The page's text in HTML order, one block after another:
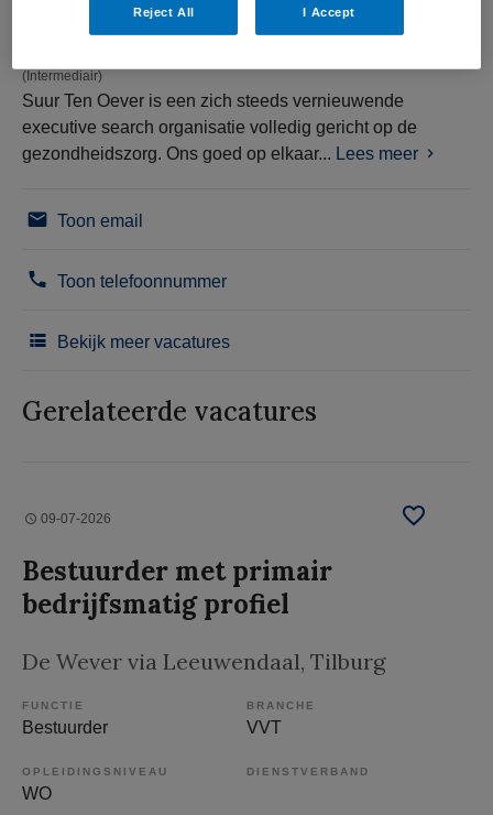
(Intermediair)
Suur Ten Oever is een zich steeds vernieuwende
executive search organisatie volledig gericht op de
gezondheidszorg. Ons goed op elkaar... Lees meer
Toon email
Toon telefoonnummer
Bekijk meer vacatures
Gerelateerde vacatures
09-07-2026
Bestuurder met primair
bedrijfsmatig profiel
De Wever via Leeuwendaal, Tilburg
FUNCTIE
Bestuurder
BRANCHE
VVT
OPLEIDINGSNIVEAU
WO
DIENSTVERBAND
Reject All I Accept